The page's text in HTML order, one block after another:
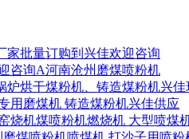
家批量订购到兴佳欢迎咨询
咨询A河南沧州磨煤喷粉机
炉烘干煤粉机、铸造煤粉机兴佳
用磨煤机 铸造煤粉机兴佳供应
烧机煤喷粉机燃烧机 大型喷煤